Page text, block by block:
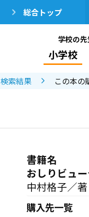
総合トップ
学校の
小学校
検索結果 この本の
書籍名
おしりビュー
中村格子／著
購入先一覧